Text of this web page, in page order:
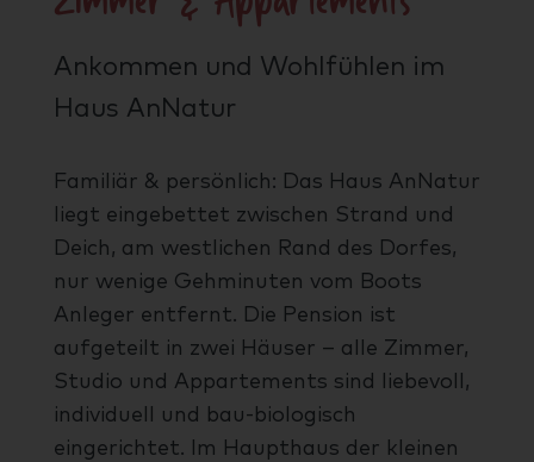
Ankommen und Wohlfühlen im
Haus AnNatur
Familiär & persönlich: Das Haus AnNatur
liegt eingebettet zwischen Strand und
Deich, am westlichen Rand des Dorfes,
nur wenige Gehminuten vom Boots
Anleger entfernt. Die Pension ist
aufgeteilt in zwei Häuser – alle Zimmer,
Studio und Appartements sind liebevoll,
individuell und bau-biologisch
eingerichtet. Im Haupthaus der kleinen